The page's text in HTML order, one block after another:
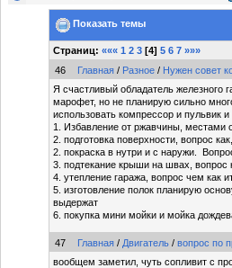
Показать темы
Страниц: ««« 1 2 3 [4] 5 6 7 »»»
46
Главная / Разное / Нужен совет
Я счастливый обладатель железного
марофет, но не планирую сильно
использовать компрессор и пульвик и
1. Избавление от ржавчины, местами
2. подготовка поверхности, вопрос
2. покраска в нутри и с наружи.
3. подтекание крыши на швах, вопрос
4. утепление гаража, вопрос чем как
5. изготовление полок планирую
выдержат
6. покупка мини мойки и мойка
47 Главная / Двигатель / вопрос по
вообщем заметил, чуть сопливит с